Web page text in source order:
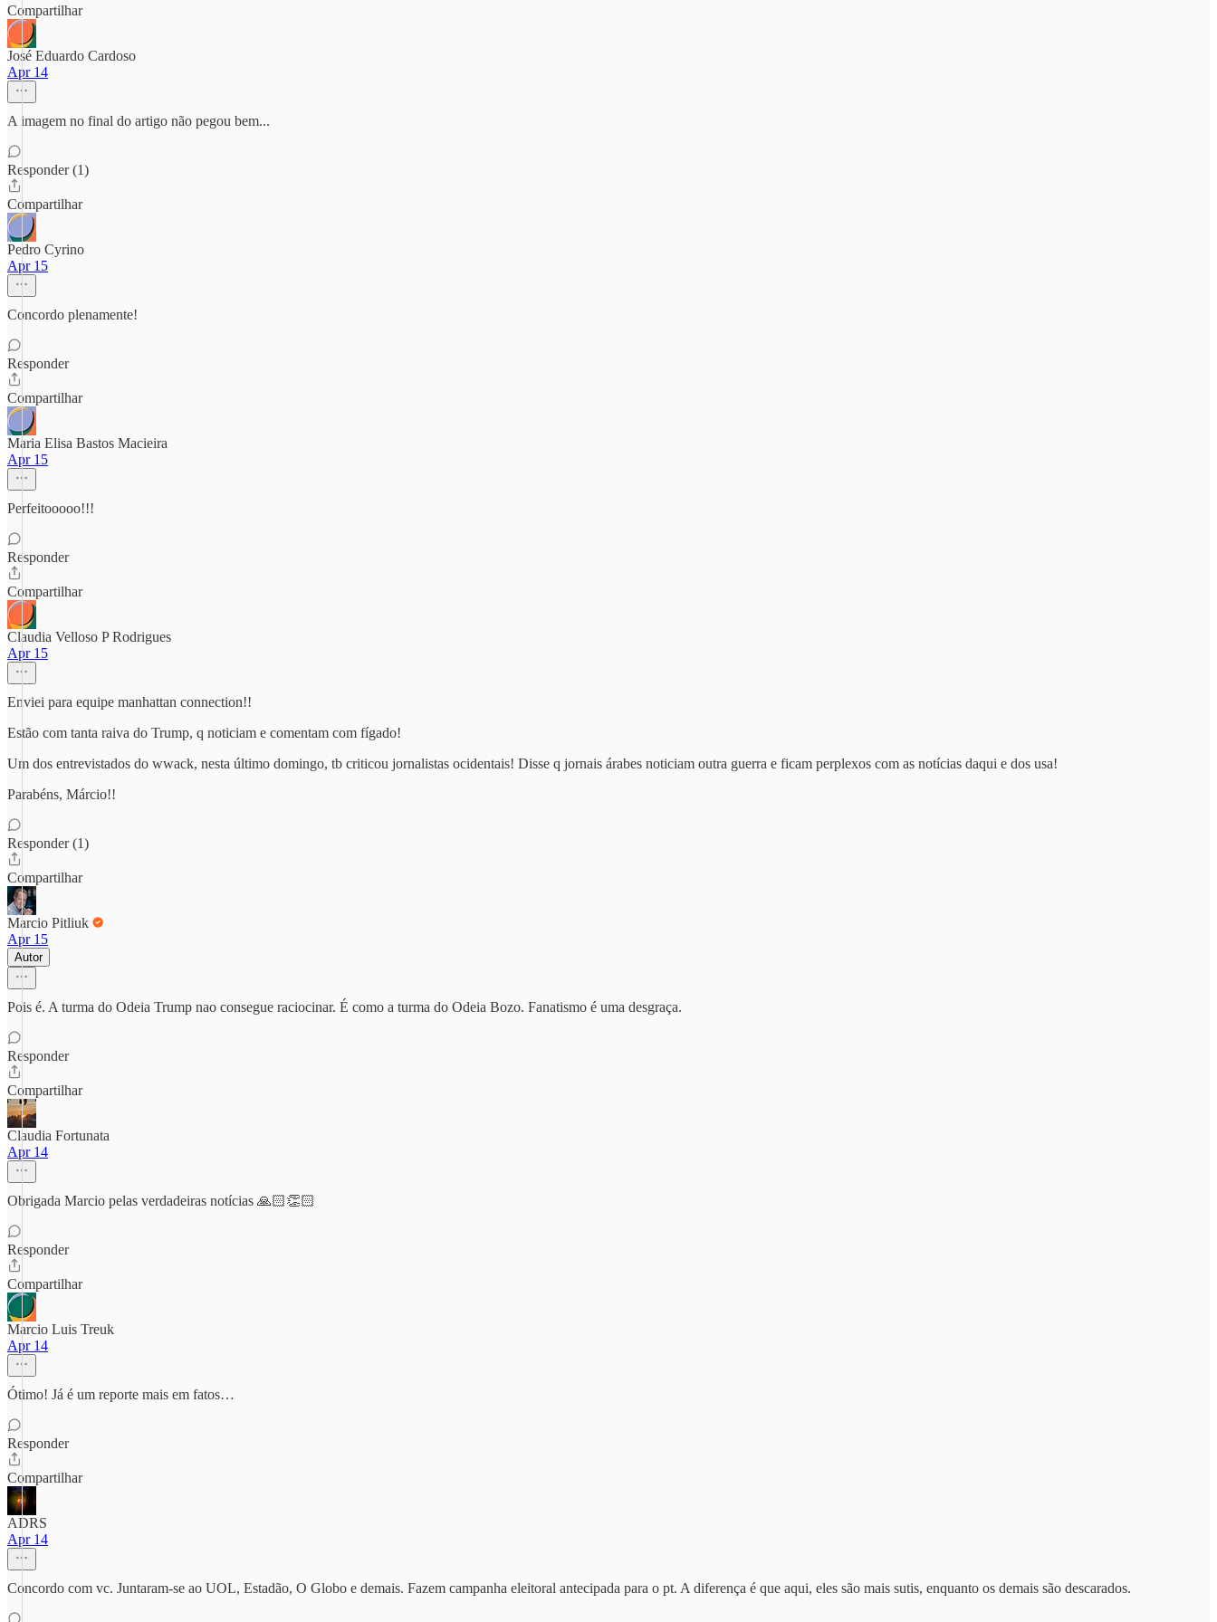
Compartilhar
José Eduardo Cardoso
Apr 14
A imagem no final do artigo não pegou bem...
Responder (1)
Compartilhar
Pedro Cyrino
Apr 15
Concordo plenamente!
Responder
Compartilhar
Maria Elisa Bastos Macieira
Apr 15
Perfeitooooo!!!
Responder
Compartilhar
Claudia Velloso P Rodrigues
Apr 15
Enviei para equipe manhattan connection!!
Estão com tanta raiva do Trump, q noticiam e comentam com fígado!
Um dos entrevistados do wwack, nesta último domingo, tb criticou jornalistas ocidentais! Disse q jornais árabes noticiam outra guerra e ficam perplexos com as notícias daqui e dos usa!
Parabéns, Márcio!!
Responder (1)
Compartilhar
Marcio Pitliuk
Apr 15
Autor
Pois é. A turma do Odeia Trump nao consegue raciocinar. É como a turma do Odeia Bozo. Fanatismo é uma desgraça.
Responder
Compartilhar
Claudia Fortunata
Apr 14
Obrigada Marcio pelas verdadeiras notícias 🙏🏻👏🏻
Responder
Compartilhar
Marcio Luis Treuk
Apr 14
Ótimo! Já é um reporte mais em fatos…
Responder
Compartilhar
ADRS
Apr 14
Concordo com vc. Juntaram-se ao UOL, Estadão, O Globo e demais. Fazem campanha eleitoral antecipada para o pt. A diferença é que aqui, eles são mais sutis, enquanto os demais são descarados.